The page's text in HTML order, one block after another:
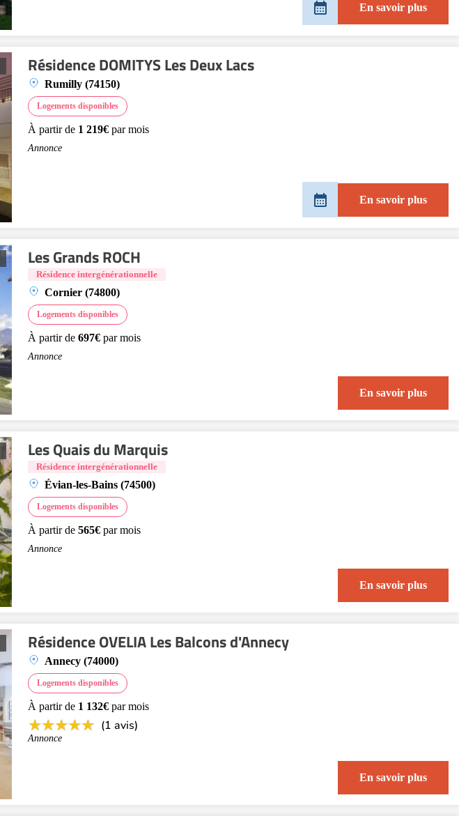
En savoir plus
Résidence DOMITYS Les Deux Lacs
Rumilly (74150)
Logements disponibles
À partir de 1 219€ par mois
Annonce
En savoir plus
Les Grands ROCH
Résidence intergénérationnelle
Cornier (74800)
Logements disponibles
À partir de 697€ par mois
Annonce
En savoir plus
Les Quais du Marquis
Résidence intergénérationnelle
Évian-les-Bains (74500)
Logements disponibles
À partir de 565€ par mois
Annonce
En savoir plus
Résidence OVELIA Les Balcons d'Annecy
Annecy (74000)
Logements disponibles
À partir de 1 132€ par mois
(1 avis)
Annonce
En savoir plus